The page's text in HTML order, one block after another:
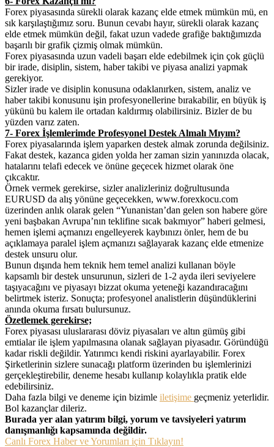
Forex piyasasında sürekli olarak kazanç elde etmek mümkün mü, en
sık karşılaştığımız soru. Bunun cevabı hayır, sürekli olarak kazanç
elde etmek mümkün değil, fakat uzun vadede grafiğe baktığımızda
başarılı bir grafik çizmiş olmak mümkün.
Forex piyasasında uzun vadeli başarı elde edebilmek için çok güçlü
bir irade, disiplin, sistem, haber takibi ve piyasa analizi yapmak
gerekiyor.
Sizler irade ve disiplin konusuna odaklanırken, sistem, analiz ve
haber takibi konusunu işin profesyonellerine bırakabilir, en büyük iş
yükünü bu kalem ile ortadan kaldırmış olabilirsiniz. Bizler de bu
yüzden varız zaten.
7- Forex İşlemlerimde Profesyonel Destek Almalı Mıyım?
Forex piyasalarında işlem yaparken destek almak zorunda değilsiniz.
Fakat destek, kazanca giden yolda her zaman sizin yanınızda olacak,
hatalarını telafi edecek ve önüne geçecek hizmet olarak öne
çıkcaktır.
Örnek vermek gerekirse, sizler analizleriniz doğrultusunda
EURUSD da alış yönüne geçecekken, www.forexkocu.com
üzerinden anlık olarak gelen “Yunanistan’dan gelen son habere göre
yeni başbakan Avrupa’nın teklifine sıcak bakmıyor” haberi gelmesi,
hemen işlemi açmanızı engelleyerek kaybınızı önler, hem de bu
açıklamaya paralel işlem açmanızı sağlayarak kazanç elde etmenize
destek unsuru olur.
Bunun dışında hem teknik hem temel analizi kullanan böyle
kapsamlı bir destek unsurunun, sizleri de 1-2 ayda ileri seviyelere
taşıyacağını ve piyasayı bizzat okuma yeteneği kazandıracağını
belirtmek isteriz. Sonuçta; profesyonel analistlerin düşündüklerini
anında okuma fırsatı bulursunuz.
Özetlemek gerekirse;
Forex piyasası uluslararası döviz piyasaları ve altın gümüş gibi
emtialar ile işlem yapılmasına olanak sağlayan piyasadır. Göründüğü
kadar riskli değildir. Yatırımcı kendi riskini ayarlayabilir. Forex
Şirketlerinin sizlere sunacağı platform üzerinden bu işlemlerinizi
gerçekleştirebilir, deneme hesabı kullanıp kolaylıkla pratik elde
edebilirsiniz.
Daha fazla bilgi ve deneme için bizimle iletişime geçmeniz yeterlidir.
Bol kazançlar dileriz.
Burada yer alan yatırım bilgi, yorum ve tavsiyeleri yatırım
danışmanlığı kapsamında değildir.
Canlı Forex Haber ve Yorumları için Tıklayın!